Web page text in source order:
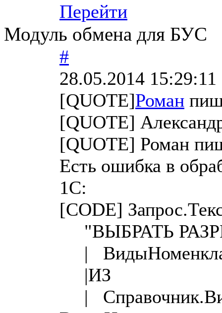
Перейти
Модуль обмена для БУС
#
28.05.2014 15:29:11
[QUOTE]Роман
[QUOTE]
[QUOTE] Роман
Есть ошибка в
1С:
[CODE]
"ВЫБРАТЬ
|
|ИЗ
|